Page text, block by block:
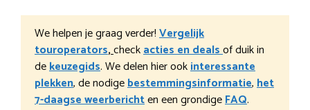
We helpen je graag verder!Vergelijk
touroperators,checkacties en dealsof duik in
dekeuzegids. We delen hier ookinteressante
plekken, de nodigebestemmingsinformatie,het
7-daagse weerberichten een grondigeFAQ.